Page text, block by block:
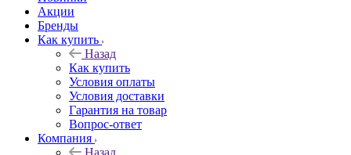
Растворы мочевины AdBlue
Электролиты
Распродажа/Уценка
Новинки
Акции
Бренды
Как купить
Назад